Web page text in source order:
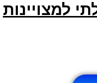
למצויינות